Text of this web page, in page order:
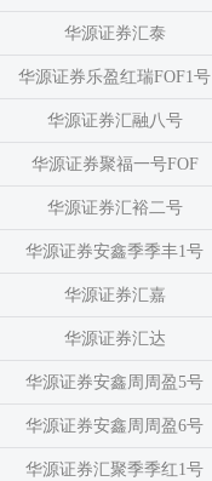
华源证券汇泰
华源证券乐盈红瑞FOF1号
华源证券汇融八号
华源证券聚福一号FOF
华源证券汇裕二号
华源证券安鑫季季丰1号
华源证券汇嘉
华源证券汇达
华源证券安鑫周周盈5号
华源证券安鑫周周盈6号
华源证券汇聚季季红1号